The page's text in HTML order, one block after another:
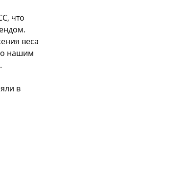
что
веса
нашим
в